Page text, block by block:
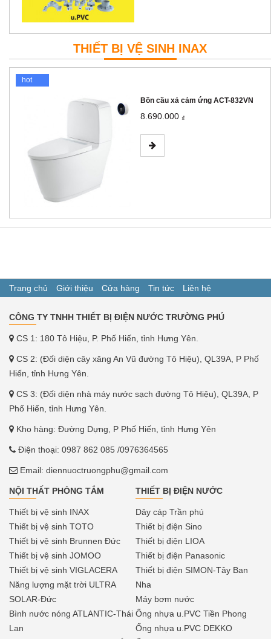
THIẾT BỊ VỆ SINH INAX
hot
Bồn cầu xả cảm ứng ACT-832VN
8.690.000 ₫
Trang chủ Giới thiệu Cửa hàng Tin tức Liên hệ
CÔNG TY TNHH THIẾT BỊ ĐIỆN NƯỚC TRƯỜNG PHÚ
CS 1: 180 Tô Hiệu, P. Phố Hiến, tỉnh Hưng Yên.
CS 2: (Đối diện cây xăng An Vũ đường Tô Hiệu), QL39A, P Phố
Hiến, tỉnh Hưng Yên.
CS 3: (Đối diện nhà máy nước sạch đường Tô Hiệu), QL39A, P
Phố Hiến, tỉnh Hưng Yên.
Kho hàng: Đường Dựng, P Phố Hiến, tỉnh Hưng Yên
Điện thoại: 0987 862 085 /0976364565
Email: diennuoctruongphu@gmail.com
NỘI THẤT PHÒNG TẮM
Thiết bị vệ sinh INAX
Thiết bị vệ sinh TOTO
Thiết bị vệ sinh Brunnen Đức
Thiết bị vệ sinh JOMOO
Thiết bị vệ sinh VIGLACERA
Năng lượng mặt trời ULTRA
SOLAR-Đức
Bình nước nóng ATLANTIC-Thái
Lan
THIẾT BỊ ĐIỆN NƯỚC
Dây cáp Trần phú
Thiết bị điện Sino
Thiết bị điện LIOA
Thiết bị điện Panasonic
Thiết bị điện SIMON-Tây Ban
Nha
Máy bơm nước
Ống nhựa u.PVC Tiền Phong
Ống nhựa u.PVC DEKKO